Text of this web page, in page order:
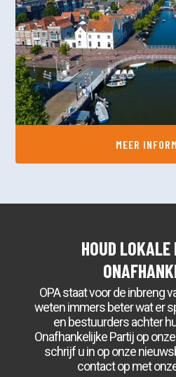
MEER
HOUD
OPA staat voor de inbreng
weten immers beter wat er
en bestuurders achter
Onafhankelijke Partij op
schrijf u in op onze
contact op met